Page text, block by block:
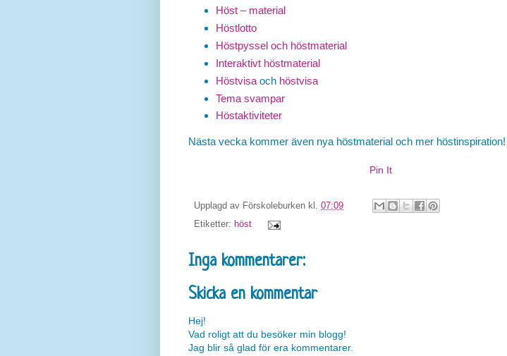
Höst – material
Höstlotto
Höstpyssel och höstmaterial
Interaktivt höstmaterial
Höstvisaoch höstvisa
Tema svampar
Höstaktiviteter
Nästa vecka kommer även nya höstmaterial och mer höstinspiration!
Pin It
Upplagd av Förskoleburken kl. 07:09
Etiketter: höst
Inga kommentarer:
Skicka en kommentar
Hej!
Vad roligt att du besöker min blogg!
Jag blir så glad för era kommentarer.